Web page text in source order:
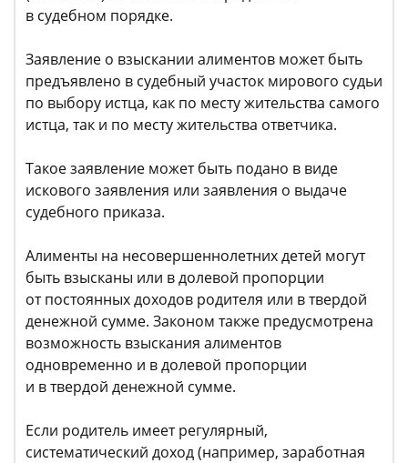
в судебном порядке.
Заявление о взыскании алиментов может быть
предъявлено в судебный участок мирового судьи
по выбору истца, как по месту жительства самого
истца, так и по месту жительства ответчика.
Такое заявление может быть подано в виде
искового заявления или заявления о выдаче
судебного приказа.
Алименты на несовершеннолетних детей могут
быть взысканы или в долевой пропорции
от постоянных доходов родителя или в твердой
денежной сумме. Законом также предусмотрена
возможность взыскания алиментов
одновременно и в долевой пропорции
и в твердой денежной сумме.
Если родитель имеет регулярный,
систематический доход (например, заработная